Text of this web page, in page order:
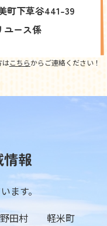
町下草谷441-39
ース係
はこちらからご連絡ください！
報
ます。
野田村
軽米町